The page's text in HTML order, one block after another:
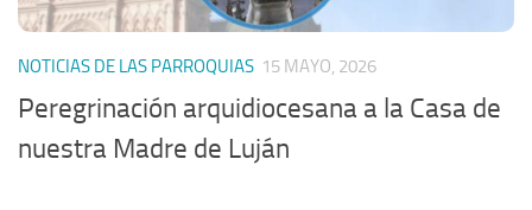
NOTICIAS DE LAS PARROQUIAS 15 MAYO, 2026
Peregrinación arquidiocesana a la Casa de
nuestra Madre de Luján